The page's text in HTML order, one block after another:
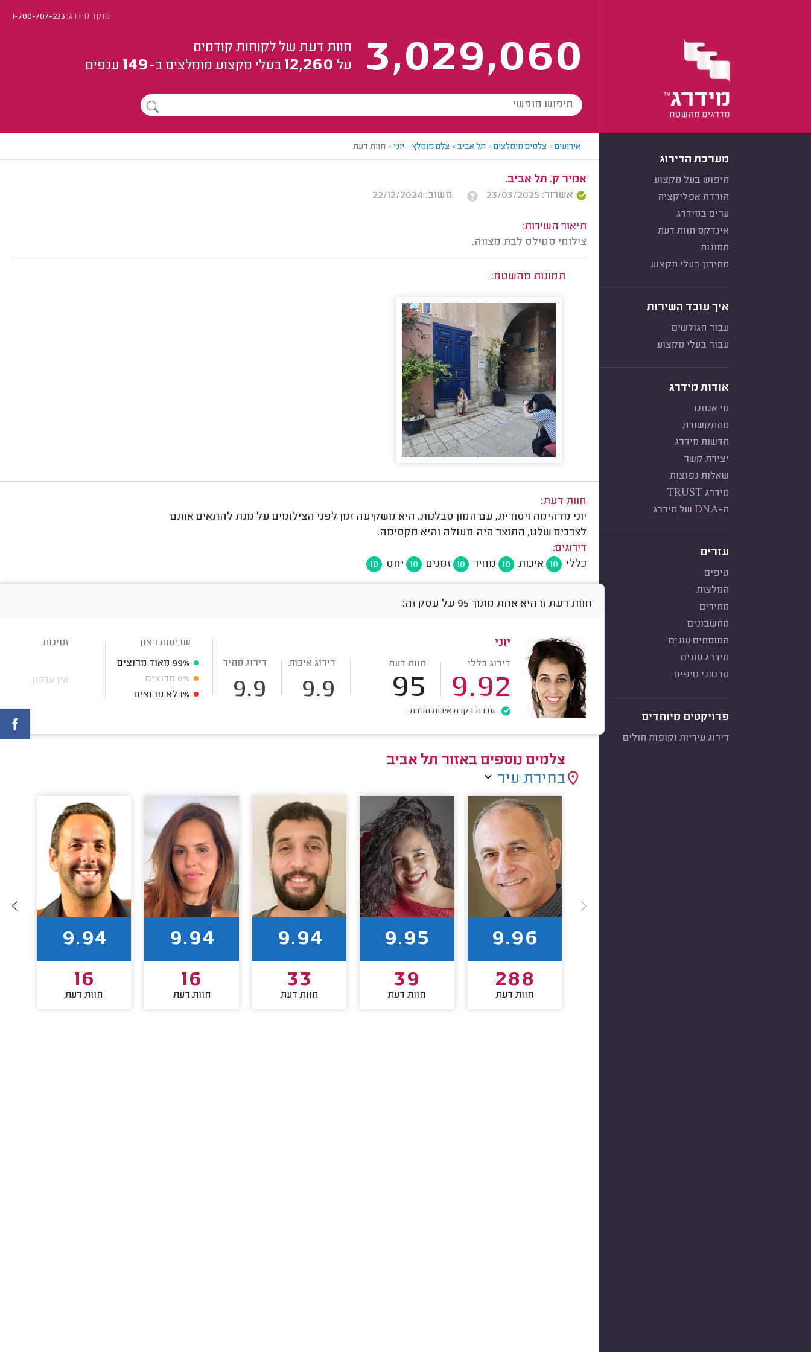
מוקד מידרג:1-700-707-233
3,029,060
חוות דעת של לקוחות קודמים
על 12,260 בעלי מקצוע מומלצים ב-149 ענפים
מערכת הדירוג
חיפוש בעל מקצוע
הורדת אפליקציה
ערים במידרג
אינדקס חוות דעת
תמונות
מחירון בעלי מקצוע
איך עובד השירות
עבור הגולשים
עבור בעלי מקצוע
אודות מידרג
מי אנחנו
מהתקשורת
חדשות מידרג
יצירת קשר
שאלות נפוצות
מידרג TRUST
ה-DNA של מידרג
עזרים
טיפים
המלצות
מחירים
מחשבונים
המומחים עונים
מידרג עונים
סרטוני טיפים
פרויקטים מיוחדים
דירוג עיריות וקופות חולים
אירועים> צלמים מומלצים> תל אביב > צלם מומלץ - יוני > חוות דעת
אמיר ק. תל אביב.
אשרור: 23/03/2025
משוב: 22/12/2024
תיאור השירות:
צילומי סטילס לבת מצווה.
תמונות מהשטח:
חוות דעת:
יוני מדהימה ויסודית, עם המון סבלנות. היא משקיעה זמן לפני הצילומים על מנת להתאים אותם
לצרכים שלנו, התוצר היה מעולה והיא מקסימה.
דירוגים:
כללי
10 איכות 10 מחיר 10 זמנים 10 יחס 10
חוות דעת זו היא אחת מתוך 95 על עסק זה:
יוני
דירוג כללי
9.92
חוות דעת
95
דירוג איכות
9.9
דירוג מחיר
9.9
עברה בקרת איכות חוזרת
שביעות רצון
99% מאוד מרוצים
0% מרוצים
1% לא מרוצים
זמינות
אין עדכון
צלמים נוספים באזור תל אביב
בחירת עיר
9.96
288
חוות דעת
9.95
39
חוות דעת
9.94
33
חוות דעת
9.94
16
חוות דעת
9.94
16
חוות דעת